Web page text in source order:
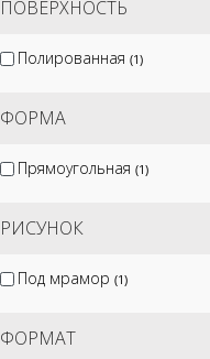
ПОВЕРХНОСТЬ
Полированная (1)
ФОРМА
Прямоугольная (1)
РИСУНОК
Под мрамор (1)
ФОРМАТ